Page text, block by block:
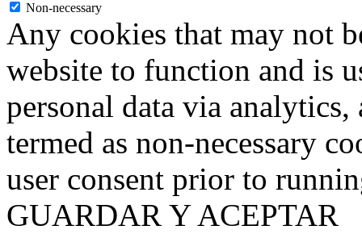
Non-necessary
Any cookies that may not
website to function and is
personal data via analytics,
termed as non-necessary
user consent prior to
GUARDAR Y ACEPTAR